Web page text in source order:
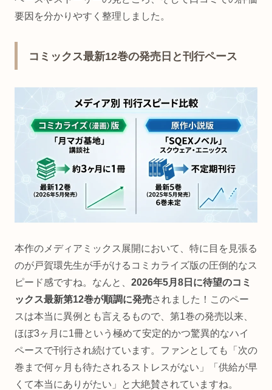
要因を分かりやすく整理しました。
コミックス最新12巻の発売日と刊行ペース
本作のメディアミックス展開において、特に目を見張る
のが戸賀環先生が手がけるコミカライズ版の圧倒的なス
ピード感ですね。なんと、 2026年5月8日に待望のコミ
ックス最新第12巻が順調に発売されました！このペー
スは本当に異例とも言えるもので、第1巻の発売以来、
ほぼ3ヶ月に1冊という極めて安定的かつ驚異的なハイ
ペースで刊行され続けています。ファンとしても「次の
巻まで何ヶ月も待たされるストレスがない」「供給が早
くて本当にありがたい」と大絶賛されていますね。